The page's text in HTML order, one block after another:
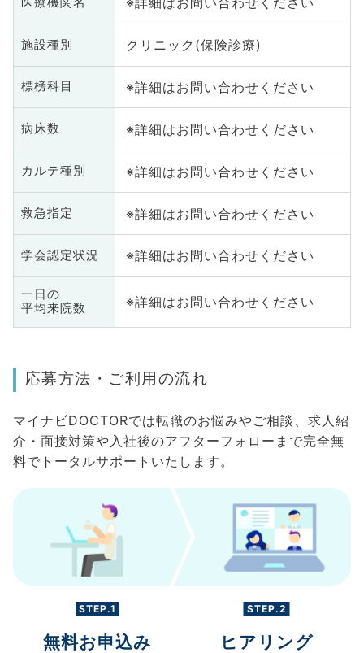
施設種別 クリニック(保険診療)
標榜科目 ※詳細はお問い合わせください
病床数 ※詳細はお問い合わせください
カルテ種別 ※詳細はお問い合わせください
救急指定 ※詳細はお問い合わせください
学会認定状況 ※詳細はお問い合わせください
一日の
平均来院数
※詳細はお問い合わせください
応募方法・ご利用の流れ
マイナビDOCTORでは転職のお悩みやご相談、求人紹
介・面接対策や入社後のアフターフォローまで完全無
料でトータルサポートいたします。
STEP.1
無料お申込み
STEP.2
ヒアリング